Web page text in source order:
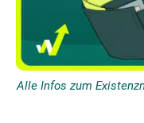
Alle Infos zum